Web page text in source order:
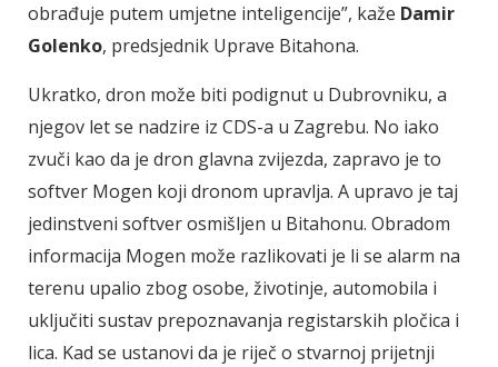
obrađuje putem umjetne inteligencije”, kaže Damir
Golenko, predsjednik Uprave Bitahona.
Ukratko, dron može biti podignut u Dubrovniku, a
njegov let se nadzire iz CDS-a u Zagrebu. No iako
zvuči kao da je dron glavna zvijezda, zapravo je to
softver Mogen koji dronom upravlja. A upravo je taj
jedinstveni softver osmišljen u Bitahonu. Obradom
informacija Mogen može razlikovati je li se alarm na
terenu upalio zbog osobe, životinje, automobila i
uključiti sustav prepoznavanja registarskih pločica i
lica. Kad se ustanovi da je riječ o stvarnoj prijetnji